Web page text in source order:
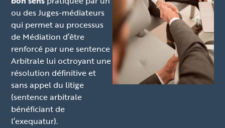
ou des Juges-médiateurs
qui permet au processus
de Médiation d’être
renforcé par une sentence
Arbitrale lui octroyant une
résolution définitive et
sans appel du litige
(sentence arbitrale
bénéficiant de
l’exequatur).